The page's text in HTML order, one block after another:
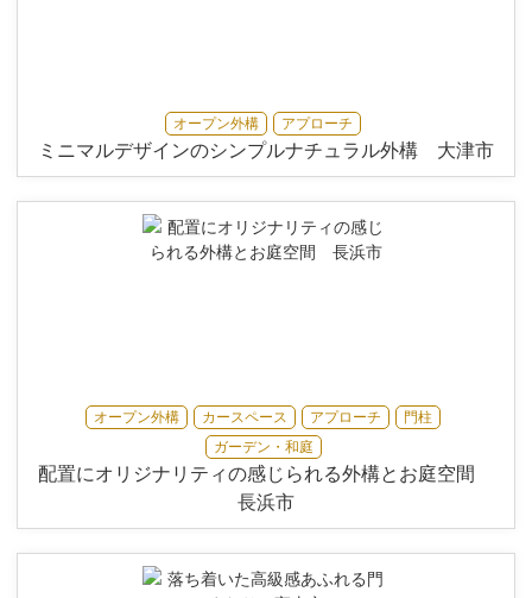
オープン外構 アプローチ
ミニマルデザインのシンプルナチュラル外構 大津市
オープン外構 カースペース アプローチ
門柱
ガーデン・和庭
配置にオリジナリティの感じられる外構とお庭空間
長浜市